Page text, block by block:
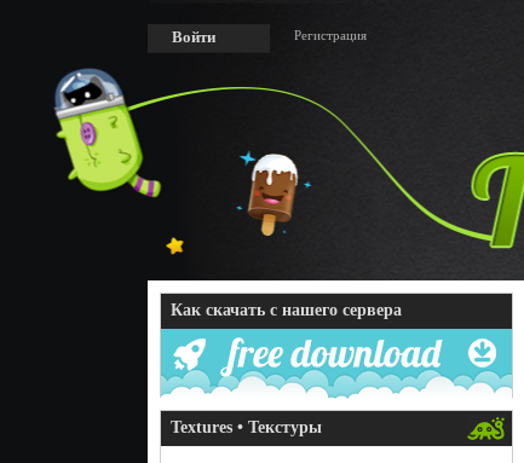
Войти Регистрация
Как скачать с нашего сервера
Textures • Текстуры